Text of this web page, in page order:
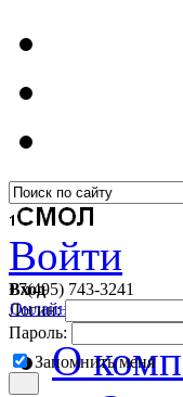
Войти
Вход
Логин:
Пароль:
Запомнить меня
+7(495) 743-3241
Онлайн консультант
О